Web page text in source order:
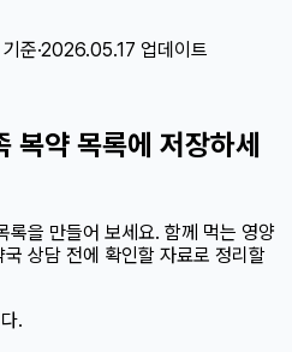
기준·2026.05.17 업데이트
복약 목록에 저장하세
록을 만들어 보세요. 함께 먹는 영양
상담 전에 확인할 자료로 정리할
.